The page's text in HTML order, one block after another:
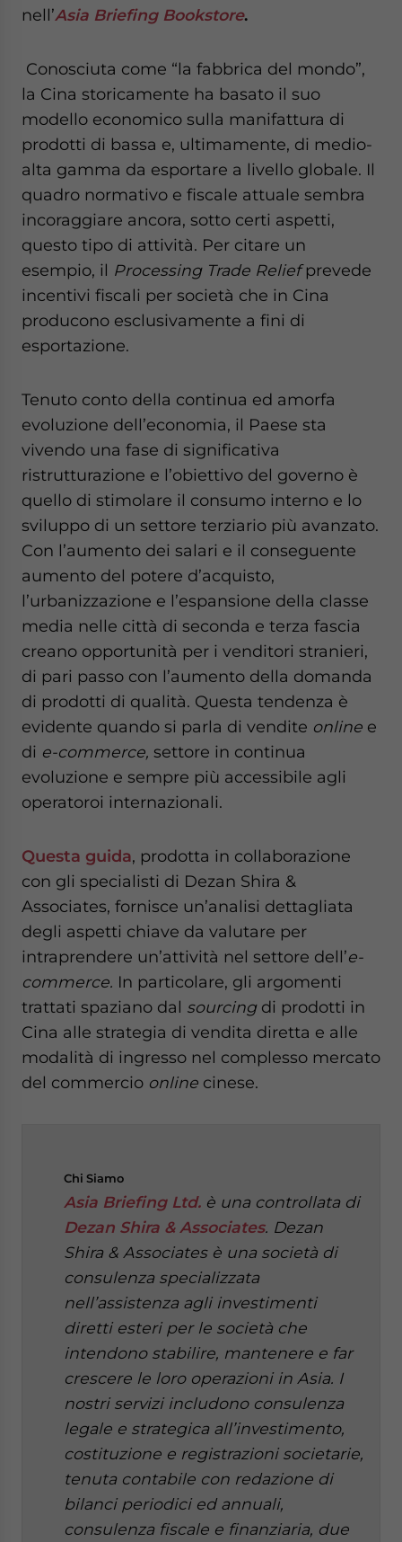
nell’Asia Briefing Bookstore.
Conosciuta come “la fabbrica del mondo”,
la Cina storicamente ha basato il suo
modello economico sulla manifattura di
prodotti di bassa e, ultimamente, di medio-
alta gamma da esportare a livello globale. Il
quadro normativo e fiscale attuale sembra
incoraggiare ancora, sotto certi aspetti,
questo tipo di attività. Per citare un
esempio, il Processing Trade Reliefprevede
incentivi fiscali per società che in Cina
producono esclusivamente a fini di
esportazione.
Tenuto conto della continua ed amorfa
evoluzione dell’economia, il Paese sta
vivendo una fase di significativa
ristrutturazione e l’obiettivo del governo è
quello di stimolare il consumo interno e lo
sviluppo di un settore terziario più avanzato.
Con l’aumento dei salari e il conseguente
aumento del potere d’acquisto,
l’urbanizzazione e l’espansione della classe
media nelle città di seconda e terza fascia
creano opportunità per i venditori stranieri,
di pari passo con l’aumento della domanda
di prodotti di qualità. Questa tendenza è
evidente quando si parla di vendite online e
di e-commerce, settore in continua
evoluzione e sempre più accessibile agli
operatoroi internazionali.
Questa guida, prodotta in collaborazione
con gli specialisti di Dezan Shira &
Associates, fornisce un’analisi dettagliata
degli aspetti chiave da valutare per
intraprendere un’attività nel settore dell’e-
commerce. In particolare, gli argomenti
trattati spaziano dal sourcingdi prodotti in
Cina alle strategia di vendita diretta e alle
modalità di ingresso nel complesso mercato
del commercio online cinese.
Chi Siamo
Asia Briefing Ltd. è una controllata di
Dezan Shira & Associates. Dezan
Shira & Associates è una società di
consulenza specializzata
nell’assistenza agli investimenti
diretti esteri per le società che
intendono stabilire, mantenere e far
crescere le loro operazioni in Asia. I
nostri servizi includono consulenza
legale e strategica all’investimento,
costituzione e registrazioni societarie,
tenuta contabile con redazione di
bilanci periodici ed annuali,
consulenza fiscale e finanziaria, due